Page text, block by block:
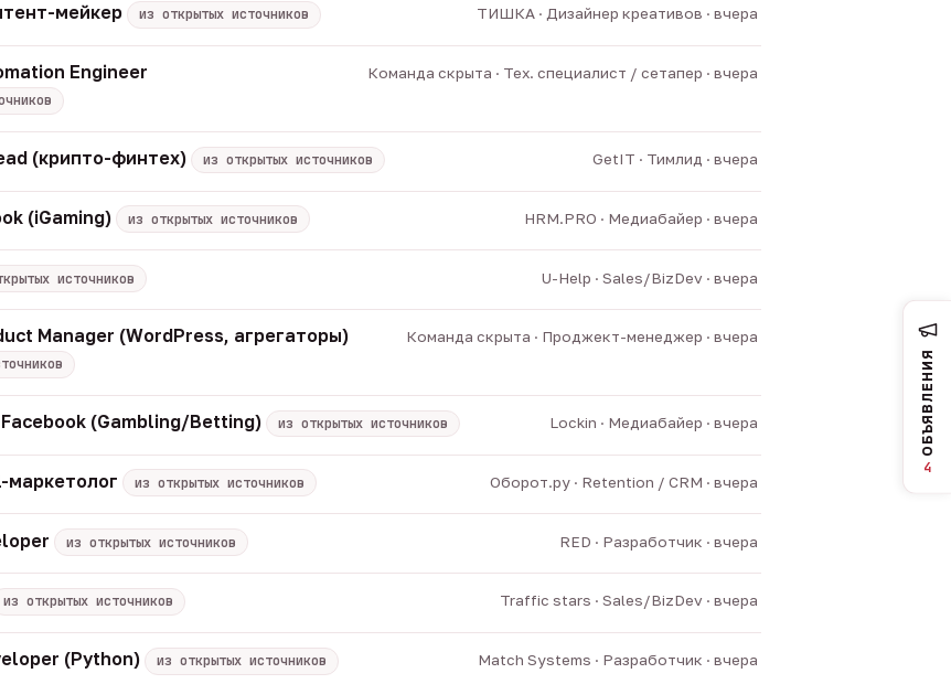
мейкер из открытых источников ТИШКА · Дизайнер креативов · вчера
Engineer Команда скрыта · Тех. специалист / сетапер · вчера
(крипто-финтех) из открытых источников GetIT · Тимлид · вчера
(iGaming) из открытых источников HRM.PRO · Медиабайер · вчера
источников U-Help · Sales/BizDev · вчера
Manager (WordPress, агрегаторы) Команда скрыта · Проджект-менеджер · вчера
Facebook (Gambling/Betting) из открытых источников Lockin · Медиабайер · вчера
маркетолог из открытых источников Оборот.ру · Retention / CRM · вчера
из открытых источников RED · Разработчик · вчера
из открытых источников Traffic stars · Sales/BizDev · вчера
(Python) из открытых источников Match Systems · Разработчик · вчера
ОБЪЯВЛЕНИЯ
4